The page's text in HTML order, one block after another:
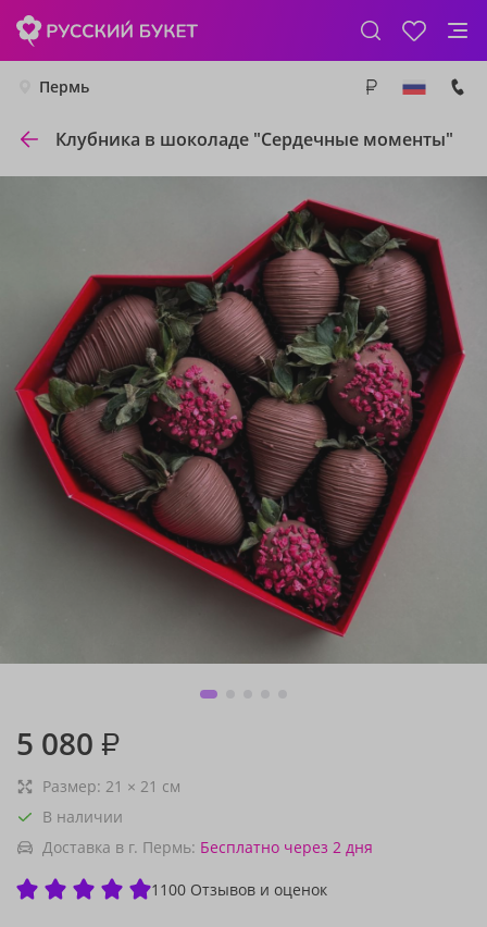
Пермь
Клубника в шоколаде "Сердечные моменты"
5 080 ₽
Размер: 21 × 21 см
В наличии
Доставка в г. Пермь: Бесплатно через 2 дня
1100 Отзывов и оценок